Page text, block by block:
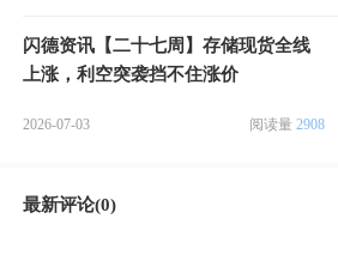
闪德资讯【二十七周】存储现货全线
上涨，利空突袭挡不住涨价
2026-07-03 阅读量 2908
最新评论(0)